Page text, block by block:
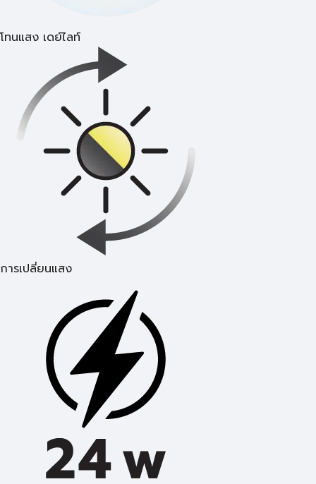
โทนแสง เดย์ไลท์
การเปลี่ยนแสง